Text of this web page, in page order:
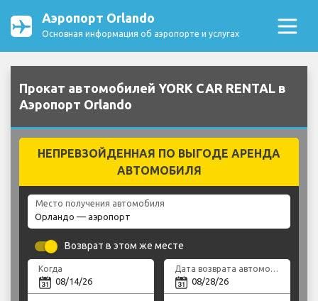
Аэропорт Orlando
Основная информация об аэропорте и услугах
Прокат автомобилей YORK CAR RENTAL в
Аэропорт Orlando
НЕПРЕВЗОЙДЕННАЯ ПО ВЫГОДЕ АРЕНДА
АВТОМОБИЛЯ
Место получения автомобиля
Возврат в этом же месте
Когда Дата возврата автомобиля